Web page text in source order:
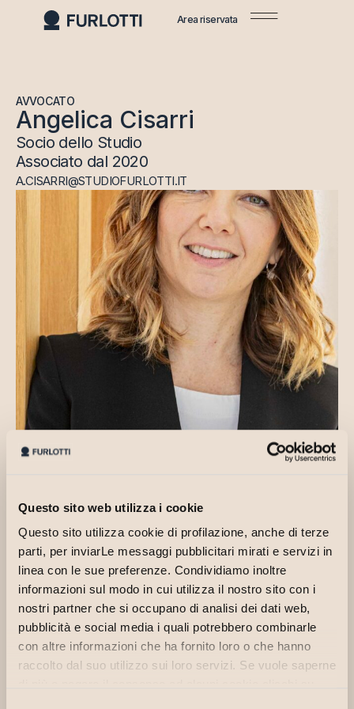
Questo sito web utilizza i cookie
Questo sito utilizza cookie di profilazione, anche di terze
parti, per inviarLe messaggi pubblicitari mirati e servizi in
linea con le sue preferenze. Condividiamo inoltre
informazioni sul modo in cui utilizza il nostro sito con i
nostri partner che si occupano di analisi dei dati web,
pubblicità e social media i quali potrebbero combinarle
con altre informazioni che ha fornito loro o che hanno
raccolto dal suo utilizzo sui loro servizi. Se vuole saperne
Area riservata
AVVOCATO
Angelica Cisarri
Socio dello Studio
Associato dal 2020
A.CISARRI@STUDIOFURLOTTI.IT
Avvocato dal 2006, iscritta allʼAlbo di Parma,
dopo un percorso formativo arricchito dalla Scuola
di Specializzazione per le Professioni Legali
dellʼUniversità di Parma, collabora con lo Studio
dal 2015.